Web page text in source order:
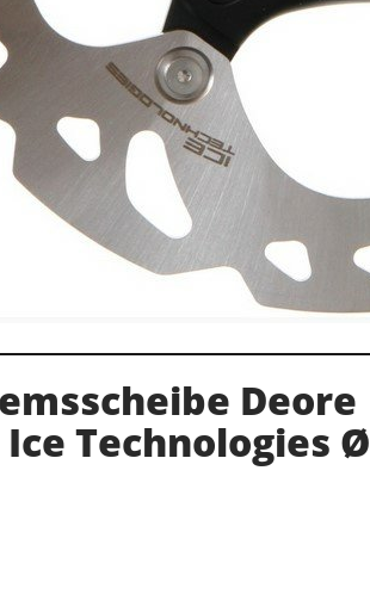
Deore
Ice Technologies Ø